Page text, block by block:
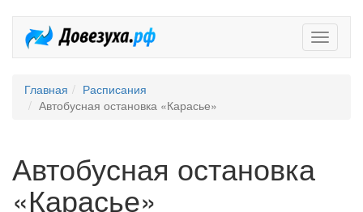
Главная
Расписания
Автобусная остановка «Карасье»
Автобусная остановка
«Карасье»